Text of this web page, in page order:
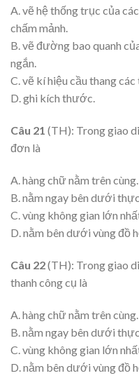
A. vẽ hệ thống trục của
chấm mảnh.
B. vẽ đường bao quanh
ngắn.
C. vẽ kí hiệu cầu thang các
D. ghi kích thước.
Câu 21 (TH): Trong giao
đơn là
A. hàng chữ nằm trên cùng.
B. nằm ngay bên dưới
C. vùng không gian lớn
D. nằm bên dưới vùng đồ
Câu 22(TH): Trong giao
thanh công cụ là
A. hàng chữ nằm trên cùng.
B. nằm ngay bên dưới
C. vùng không gian lớn
D. nằm bên dưới vùng đồ